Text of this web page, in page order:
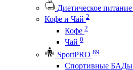
Диетическое питание
Кофе и Чай 2
Кофе 2
Чай 0
SportPRO 89
Спортивные БАДы